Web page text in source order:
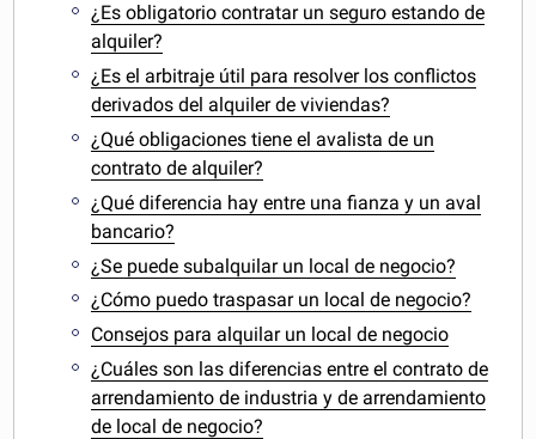
¿Es obligatorio contratar un seguro estando de
alquiler?
¿Es el arbitraje útil para resolver los conflictos
derivados del alquiler de viviendas?
¿Qué obligaciones tiene el avalista de un
contrato de alquiler?
¿Qué diferencia hay entre una fianza y un aval
bancario?
¿Se puede subalquilar un local de negocio?
¿Cómo puedo traspasar un local de negocio?
Consejos para alquilar un local de negocio
¿Cuáles son las diferencias entre el contrato de
arrendamiento de industria y de arrendamiento
de local de negocio?